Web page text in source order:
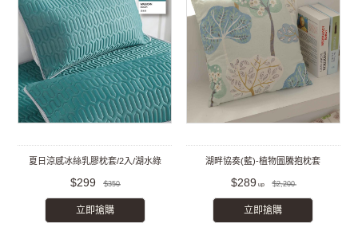
夏日涼感冰絲乳膠枕套/2入/湖水綠
$299 $350
立即搶購
湖畔協奏(藍)-植物圖騰抱枕套
$289 $2,200
立即搶購